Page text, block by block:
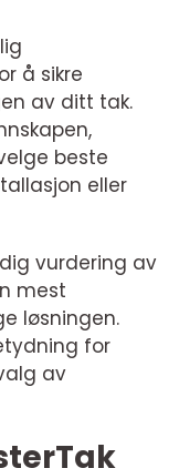
å sikre
av ditt tak.
beste
eller
vurdering av
mest
løsningen.
for
av